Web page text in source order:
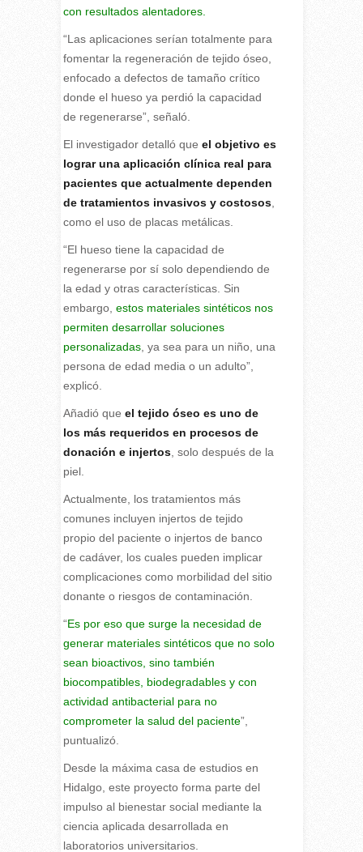
con resultados alentadores.
“Las aplicaciones serían totalmente para
fomentar la regeneración de tejido óseo,
enfocado a defectos de tamaño crítico
donde el hueso ya perdió la capacidad
de regenerarse”, señaló.
El investigador detalló que el objetivo es
lograr una aplicación clínica real para
pacientes que actualmente dependen
de tratamientos invasivos y costosos,
como el uso de placas metálicas.
“El hueso tiene la capacidad de
regenerarse por sí solo dependiendo de
la edad y otras características. Sin
embargo, estos materiales sintéticos nos
permiten desarrollar soluciones
personalizadas, ya sea para un niño, una
persona de edad media o un adulto”,
explicó.
Añadió que el tejido óseo es uno de
los más requeridos en procesos de
donación e injertos, solo después de la
piel.
Actualmente, los tratamientos más
comunes incluyen injertos de tejido
propio del paciente o injertos de banco
de cadáver, los cuales pueden implicar
complicaciones como morbilidad del sitio
donante o riesgos de contaminación.
“Es por eso que surge la necesidad de
generar materiales sintéticos que no solo
sean bioactivos, sino también
biocompatibles, biodegradables y con
actividad antibacterial para no
comprometer la salud del paciente”,
puntualizó.
Desde la máxima casa de estudios en
Hidalgo, este proyecto forma parte del
impulso al bienestar social mediante la
ciencia aplicada desarrollada en
laboratorios universitarios.